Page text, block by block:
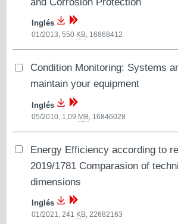
Inglés
01/2013, 550 KB, 16868412
Condition Monitoring: Systems
maintain your equipment
Inglés
05/2010, 1,09 MB 16846028
Energy Efficiency according to
2019/1781 Comparasion of
dimensions
Inglés
01/2021, 241 KB,22682163